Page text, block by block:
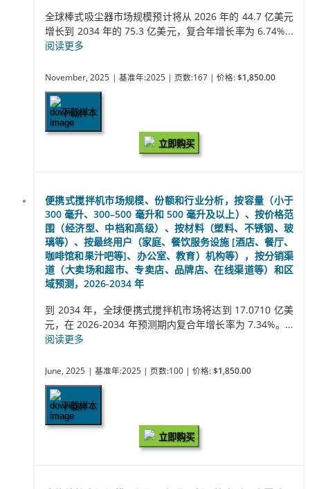
全球棒式吸尘器市场规模预计将从 2026 年的 44.7 亿美元
增长到 2034 年的 75.3 亿美元，复合年增长率为 6.74%...
阅读更多
November, 2025 | 基准年:2025 | 页数:167 | 价格: $1,850.00
下载样本
立即购买
便携式搅拌机市场规模、份额和行业分析，按容量（小于
300 毫升、300–500 毫升和 500 毫升及以上）、按价格范
围（经济型、中档和高级）、按材料（塑料、不锈钢、玻
璃等）、按最终用户（家庭、餐饮服务设施 [酒店、餐厅、
咖啡馆和果汁吧等]、办公室、教育）机构等），按分销渠
道（大卖场和超市、专卖店、品牌店、在线渠道等）和区
域预测，2026-2034 年
到 2034 年，全球便携式搅拌机市场将达到 17.0710 亿美
元，在 2026-2034 年预测期内复合年增长率为 7.34%。...
阅读更多
June, 2025 | 基准年:2025 | 页数:100 | 价格: $1,850.00
下载样本
立即购买